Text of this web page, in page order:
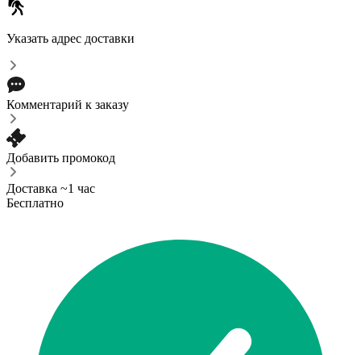
Указать адрес доставки
Комментарий к заказу
Добавить промокод
Доставка ~1 час
Бесплатно